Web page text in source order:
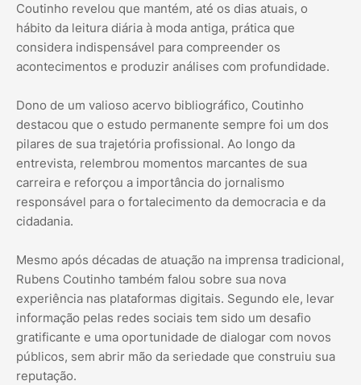
Coutinho revelou que mantém, até os dias atuais, o
hábito da leitura diária à moda antiga, prática que
considera indispensável para compreender os
acontecimentos e produzir análises com profundidade.
Dono de um valioso acervo bibliográfico, Coutinho
destacou que o estudo permanente sempre foi um dos
pilares de sua trajetória profissional. Ao longo da
entrevista, relembrou momentos marcantes de sua
carreira e reforçou a importância do jornalismo
responsável para o fortalecimento da democracia e da
cidadania.
Mesmo após décadas de atuação na imprensa tradicional,
Rubens Coutinho também falou sobre sua nova
experiência nas plataformas digitais. Segundo ele, levar
informação pelas redes sociais tem sido um desafio
gratificante e uma oportunidade de dialogar com novos
públicos, sem abrir mão da seriedade que construiu sua
reputação.